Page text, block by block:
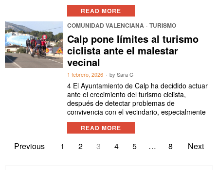
READ MORE
COMUNIDAD VALENCIANA · TURISMO
Calp pone límites al turismo
ciclista ante el malestar
vecinal
1 febrero, 2026 bySara C
4 El Ayuntamiento de Calp ha decidido actuar
ante el crecimiento del turismo ciclista,
después de detectar problemas de
convivencia con el vecindario, especialmente
READ MORE
Previous 1 2 3 4 5 … 8 Next